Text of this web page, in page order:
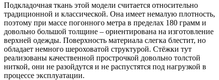
Подкладочная ткань этой модели считается относительно
традиционной и классической. Она имеет немалую плотность,
поэтому при массе погонного метра в пределах 180 грамм и
довольно большой толщине – ориентирована на изготовление
верхней одежды. Поверхность материала слегка блестит, но
обладает немного шероховатой структурой. Стёжки тут
реализованы качественной прострочкой довольно толстой
ниткой, они не разойдутся и не распустятся под нагрузкой в
процессе эксплуатации.